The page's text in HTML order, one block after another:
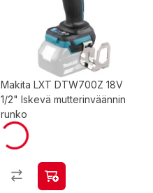
Makita LXT DTW700Z 18V
1/2" Iskevä mutterinväännin
runko